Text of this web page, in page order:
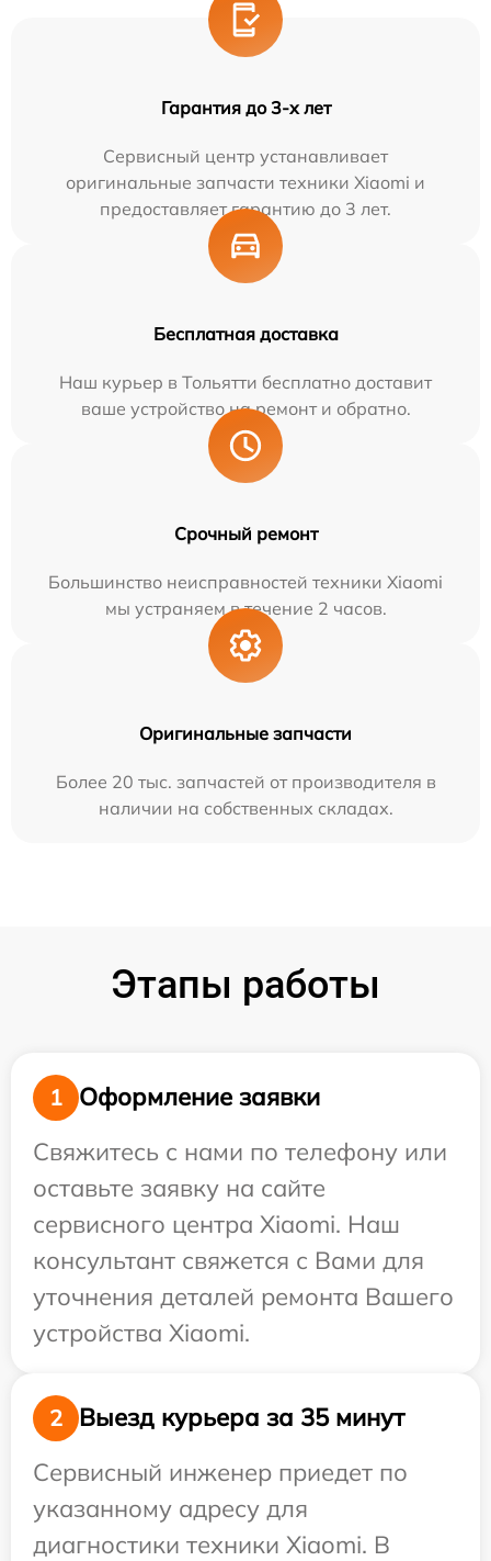
Гарантия до 3-х лет
Сервисный центр устанавливает
оригинальные запчасти техники Xiaomi и
предоставляет гарантию до 3 лет.
Бесплатная доставка
Наш курьер в Тольятти бесплатно доставит
ваше устройство на ремонт и обратно.
Срочный ремонт
Большинство неисправностей техники Xiaomi
мы устраняем в течение 2 часов.
Оригинальные запчасти
Более 20 тыс. запчастей от производителя в
наличии на собственных складах.
Этапы работы
1
Оформление заявки
Свяжитесь с нами по телефону или
оставьте заявку на сайте
сервисного центра Xiaomi. Наш
консультант свяжется с Вами для
уточнения деталей ремонта Вашего
устройства Xiaomi.
2
Выезд курьера за 35 минут
Сервисный инженер приедет по
указанному адресу для
диагностики техники Xiaomi. В